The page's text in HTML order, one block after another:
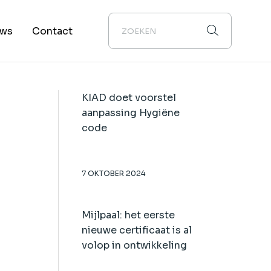
Contact
Privacy verklaring
Privacy verklaring
KIAD doet voorstel
aanpassing Hygiëne
code
7 OKTOBER 2024
Mijlpaal: het eerste
nieuwe certificaat is al
volop in ontwikkeling